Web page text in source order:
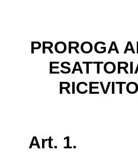
PROROGA
Art. 1.